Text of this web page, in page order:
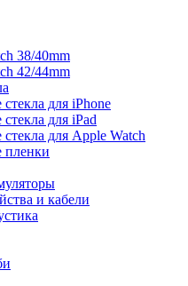
38/40mm
42/44mm
для iPhone
для iPad
для Apple Watch
пленки
и кабели